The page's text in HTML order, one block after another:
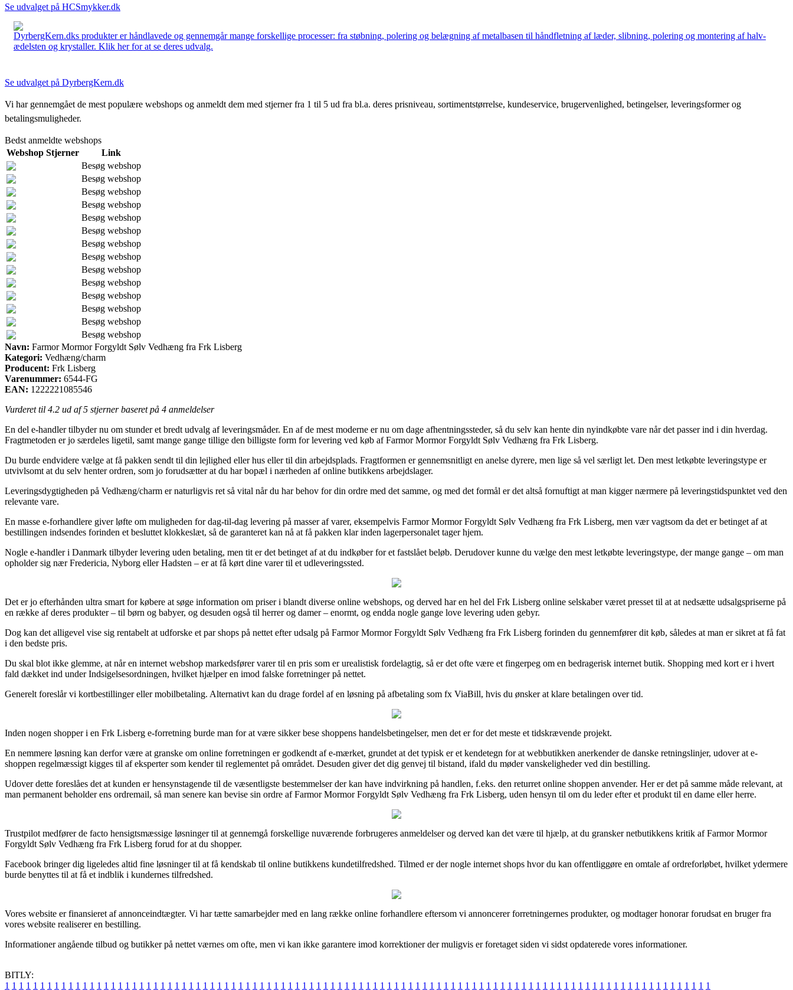
Se udvalget på HCSmykker.dk
DyrbergKern.dks produkter er håndlavede og gennemgår mange forskellige processer: fra støbning, polering og belægning af metalbasen til håndfletning af læder, slibning, polering og montering af halv-
ædelsten og krystaller. Klik her for at se deres udvalg.
Se udvalget på DyrbergKern.dk
Vi har gennemgået de mest populære webshops og anmeldt dem med stjerner fra 1 til 5 ud fra bl.a. deres prisniveau, sortimentstørrelse, kundeservice, brugervenlighed, betingelser, leveringsformer og
betalingsmuligheder.
Bedst anmeldte webshops
Webshop Stjerner
Link
Besøg webshop
Besøg webshop
Besøg webshop
Besøg webshop
Besøg webshop
Besøg webshop
Besøg webshop
Besøg webshop
Besøg webshop
Besøg webshop
Besøg webshop
Besøg webshop
Besøg webshop
Besøg webshop
Navn: Farmor Mormor Forgyldt Sølv Vedhæng fra Frk Lisberg
Kategori: Vedhæng/charm
Producent: Frk Lisberg
Varenummer: 6544-FG
EAN: 1222221085546
Vurderet til 4.2 ud af 5 stjerner baseret på 4 anmeldelser
En del e-handler tilbyder nu om stunder et bredt udvalg af leveringsmåder. En af de mest moderne er nu om dage afhentningssteder, så du selv kan hente din nyindkøbte vare når det passer ind i din hverdag.
Fragtmetoden er jo særdeles ligetil, samt mange gange tillige den billigste form for levering ved køb af Farmor Mormor Forgyldt Sølv Vedhæng fra Frk Lisberg.
Du burde endvidere vælge at få pakken sendt til din lejlighed eller hus eller til din arbejdsplads. Fragtformen er gennemsnitligt en anelse dyrere, men lige så vel særligt let. Den mest letkøbte leveringstype er
utvivlsomt at du selv henter ordren, som jo forudsætter at du har bopæl i nærheden af online butikkens arbejdslager.
Leveringsdygtigheden på Vedhæng/charm er naturligvis ret så vital når du har behov for din ordre med det samme, og med det formål er det altså fornuftigt at man kigger nærmere på leveringstidspunktet ved den
relevante vare.
En masse e-forhandlere giver løfte om muligheden for dag-til-dag levering på masser af varer, eksempelvis Farmor Mormor Forgyldt Sølv Vedhæng fra Frk Lisberg, men vær vagtsom da det er betinget af at
bestillingen indsendes forinden et besluttet klokkeslæt, så de garanteret kan nå at få pakken klar inden lagerpersonalet tager hjem.
Nogle e-handler i Danmark tilbyder levering uden betaling, men tit er det betinget af at du indkøber for et fastslået beløb. Derudover kunne du vælge den mest letkøbte leveringstype, der mange gange – om man
opholder sig nær Fredericia, Nyborg eller Hadsten – er at få kørt dine varer til et udleveringssted.
Det er jo efterhånden ultra smart for købere at søge information om priser i blandt diverse online webshops, og derved har en hel del Frk Lisberg online selskaber været presset til at at nedsætte udsalgspriserne på
en række af deres produkter – til børn og babyer, og desuden også til herrer og damer – enormt, og endda nogle gange love levering uden gebyr.
Dog kan det alligevel vise sig rentabelt at udforske et par shops på nettet efter udsalg på Farmor Mormor Forgyldt Sølv Vedhæng fra Frk Lisberg forinden du gennemfører dit køb, således at man er sikret at få fat
i den bedste pris.
Du skal blot ikke glemme, at når en internet webshop markedsfører varer til en pris som er urealistisk fordelagtig, så er det ofte være et fingerpeg om en bedragerisk internet butik. Shopping med kort er i hvert
fald dækket ind under Indsigelsesordningen, hvilket hjælper en imod falske forretninger på nettet.
Generelt foreslår vi kortbestillinger eller mobilbetaling. Alternativt kan du drage fordel af en løsning på afbetaling som fx ViaBill, hvis du ønsker at klare betalingen over tid.
Inden nogen shopper i en Frk Lisberg e-forretning burde man for at være sikker bese shoppens handelsbetingelser, men det er for det meste et tidskrævende projekt.
En nemmere løsning kan derfor være at granske om online forretningen er godkendt af e-mærket, grundet at det typisk er et kendetegn for at webbutikken anerkender de danske retningslinjer, udover at e-
shoppen regelmæssigt kigges til af eksperter som kender til reglementet på området. Desuden giver det dig genvej til bistand, ifald du møder vanskeligheder ved din bestilling.
Udover dette foreslåes det at kunden er hensynstagende til de væsentligste bestemmelser der kan have indvirkning på handlen, f.eks. den returret online shoppen anvender. Her er det på samme måde relevant, at
man permanent beholder ens ordremail, så man senere kan bevise sin ordre af Farmor Mormor Forgyldt Sølv Vedhæng fra Frk Lisberg, uden hensyn til om du leder efter et produkt til en dame eller herre.
Trustpilot medfører de facto hensigtsmæssige løsninger til at gennemgå forskellige nuværende forbrugeres anmeldelser og derved kan det være til hjælp, at du gransker netbutikkens kritik af Farmor Mormor
Forgyldt Sølv Vedhæng fra Frk Lisberg forud for at du shopper.
Facebook bringer dig ligeledes altid fine løsninger til at få kendskab til online butikkens kundetilfredshed. Tilmed er der nogle internet shops hvor du kan offentliggøre en omtale af ordreforløbet, hvilket ydermere
burde benyttes til at få et indblik i kundernes tilfredshed.
Vores website er finansieret af annonceindtægter. Vi har tætte samarbejder med en lang række online forhandlere eftersom vi annoncerer forretningernes produkter, og modtager honorar forudsat en bruger fra
vores website realiserer en bestilling.
Informationer angående tilbud og butikker på nettet værnes om ofte, men vi kan ikke garantere imod korrektioner der muligvis er foretaget siden vi sidst opdaterede vores informationer.
BITLY:
1 1 1 1 1 1 1 1 1 1 1 1 1 1 1 1 1 1 1 1 1 1 1 1 1 1 1 1 1 1 1 1 1 1 1 1 1 1 1 1 1 1 1 1 1 1 1 1 1 1 1 1 1 1 1 1 1 1 1 1 1 1 1 1 1 1 1 1 1 1 1 1 1 1 1 1 1 1 1 1 1 1 1 1 1 1 1 1 1 1 1 1 1 1 1 1 1 1 1 1